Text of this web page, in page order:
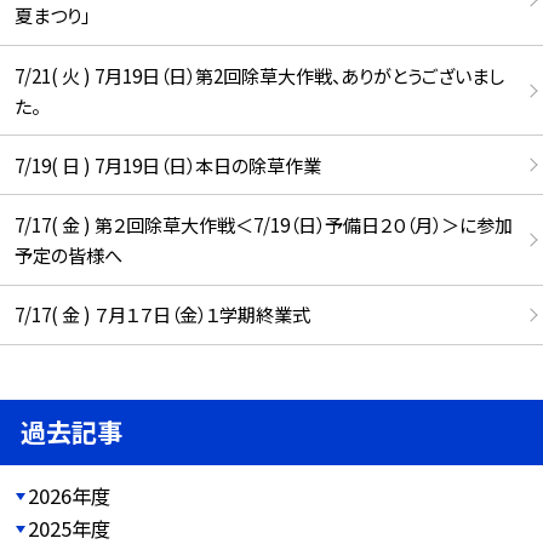
夏まつり」
7/21( 火 ) 7月19日（日）第2回除草大作戦、ありがとうございまし
た。
7/19( 日 ) 7月19日（日）本日の除草作業
7/17( 金 ) 第２回除草大作戦＜7/19（日）予備日２０（月）＞に参加
予定の皆様へ
7/17( 金 ) ７月１７日（金）１学期終業式
過去記事
2026年度
2025年度